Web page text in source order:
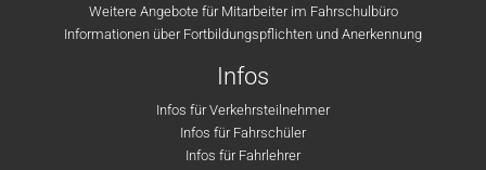
Weitere Angebote für Mitarbeiter im Fahrschulbüro
Informationen über Fortbildungspflichten und Anerkennung
Infos
Infos für Verkehrsteilnehmer
Infos für Fahrschüler
Infos für Fahrlehrer